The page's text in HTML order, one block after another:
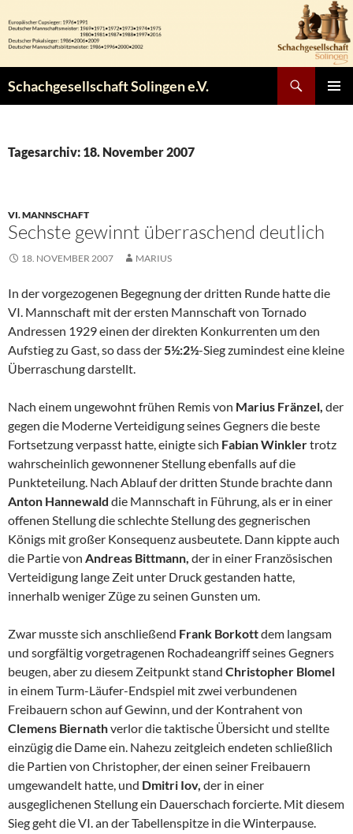
Inhalt
springen
Schachgesellschaft Solingen e.V.
Tagesarchiv: 18. November 2007
VI. MANNSCHAFT
Sechste gewinnt überraschend deutlich
18. NOVEMBER 2007 MARIUS
In der vorgezogenen Begegnung der dritten Runde hatte die
VI. Mannschaft mit der ersten Mannschaft von Tornado
Andressen 1929 einen der direkten Konkurrenten um den
Aufstieg zu Gast, so dass der5½:2½-Siegzumindest eine kleine
Überraschung darstellt.
Nach einem ungewohnt frühen Remis von Marius Fränzel, der
gegen die Moderne Verteidigung seines Gegners die beste
Fortsetzung verpasst hatte, einigte sich Fabian Winklertrotz
wahrscheinlich gewonnener Stellung ebenfalls auf die
Punkteteilung. Nach Ablauf der dritten Stunde brachte dann
Anton Hannewald die Mannschaft in Führung, als er in einer
offenen Stellung die schlechte Stellung des gegnerischen
Königs mit großer Konsequenz ausbeutete. Dann kippte auch
die Partie von Andreas Bittmann, der in einer Französischen
Verteidigung lange Zeit unter Druck gestanden hatte,
innerhalb weniger Züge zu seinen Gunsten um.
Zwar musste sich anschließend Frank Borkottdem langsam
und sorgfältig vorgetragenen Rochadeangriff seines Gegners
beugen, aber zu diesem Zeitpunkt stand Christopher Blomel
in einem Turm-Läufer-Endspiel mit zwei verbundenen
Freibauern schon auf Gewinn, und der Kontrahent von
Clemens Biernathverlor die taktische Übersicht und stellte
einzügig die Dame ein. Nahezu zeitgleich endeten schließlich
die Partien von Christopher, der einen seiner Freibauern
umgewandelt hatte, und Dmitri Iov, der in einer
ausgeglichenen Stellung ein Dauerschach forcierte. Mit diesem
Sieg geht die VI. an der Tabellenspitze in die Winterpause.